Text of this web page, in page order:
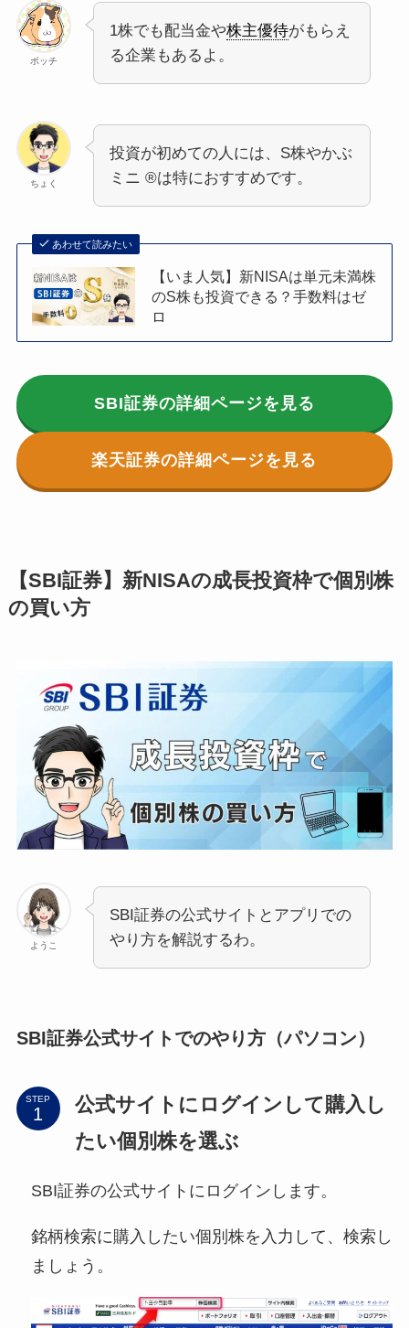
ボッチ
1株でも配当金や株主優待がもらえ
る企業もあるよ。
ちょく
投資が初めての人には、S株やかぶ
ミニ ®は特におすすめです。
あわせて読みたい
【いま人気】新NISAは単元未満株
のS株も投資できる？手数料はゼ
ロ
SBI証券の詳細ページを見る
楽天証券の詳細ページを見る
【SBI証券】新NISAの成長投資枠で個別株
の買い方
ようこ
SBI証券の公式サイトとアプリでの
やり方を解説するわ。
SBI証券公式サイトでのやり方（パソコン）
STEP
公式サイトにログインして購入し
たい個別株を選ぶ
SBI証券の公式サイトにログインします。
銘柄検索に購入したい個別株を入力して、検索し
ましょう。